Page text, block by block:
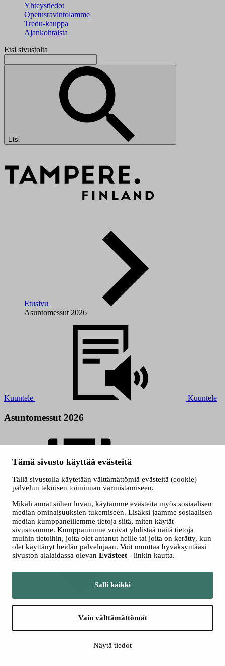
Tämä sivusto käyttää evästeitä
Tällä sivustolla käytetään välttämättömiä evästeitä (cookie)
palvelun teknisen toiminnan varmistamiseen.
Mikäli annat siihen luvan, käytämme evästeitä myös sosiaalisen
median ominaisuuksien tukemiseen. Lisäksi jaamme sosiaalisen
median kumppaneillemme tietoja siitä, miten käytät
sivustoamme. Kumppanimme voivat yhdistää näitä tietoja
muihin tietoihin, joita olet antanut heille tai joita on kerätty, kun
olet käyttänyt heidän palvelujaan. Voit muuttaa hyväksyntääsi
sivuston alalaidassa olevan Evästeet - linkin kautta.
Salli kaikki
Vain välttämättömät
Näytä tiedot
Yhteystiedot
Opetusravintolamme
Tredu-kauppa
Ajankohtaista
Etsi sivustolta
Etsi
Etusivu
Asuntomessut 2026
Kuuntele Kuuntele
Asuntomessut 2026
10.7.2026 -
9.8.2026
Lempäälän Asuntomessuille 2026 valmistui Tredun Aurora-talo
hirsirunkoinen omakotitalo valmistui toukokuussa 2026 Lempäälän